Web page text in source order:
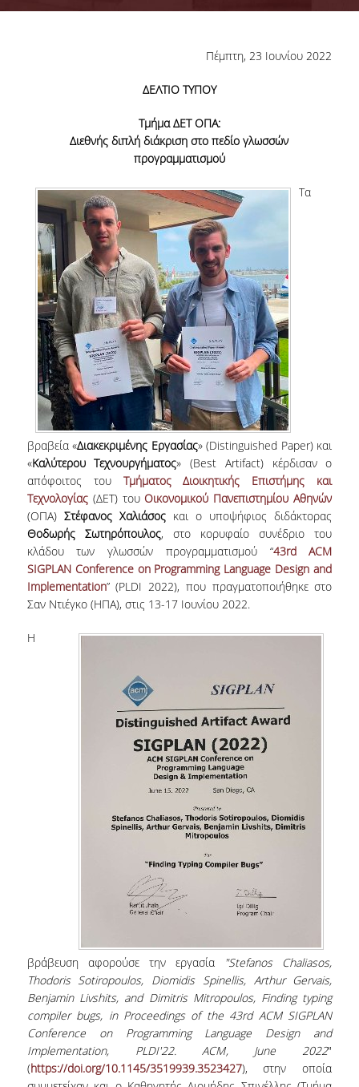
ΓΙΑ ΜΑΘΗΤΕΣ ΛΥΚΕΙΟΥ
ΠΡΟΓΡΑΜΜΑ ΥΠΟΤΡΟΦΙΩΝ
ΚΡΙΤΗΡΙΑ ΚΑΙ ΔΙΑΔΙΚΑΣΙΑ ΕΠΙΛΟΓΗΣ
ΕΡΓΑΣΤΗΡΙΑΚΗ ΥΠΟΔΟΜΗ
NEWSLETTERS
TESTIMONIALS
ΒΡΑΒΕΙΑ ΕΞΑΙΡΕΤΙΚΗΣ ΕΠΙΔΟΣΗΣ ΣΤΗ
ΔΙΔΑΣΚΑΛΙΑ
ΑΝΘΡΩΠΙΝΟ ΔΥΝΑΜΙΚΟ
ΠΡΟΣΩΠΙΚΟ ΤΟΥ ΤΜΗΜΑΤΟΣ
ΜΕΛΗ ΔΕΠ
ΕΠΙΤΙΜΟΙ ΔΙΔΑΚΤΟΡΕΣ
ΕΠΙΣΚΕΠΤΕΣ ΚΑΘΗΓΗΤΕΣ
ΜΕΛΗ Ε.ΔΙ.Π.
ΜΕΛΗ Ε.Τ.Ε.Π.
ΔΙΟΙΚΗΤΙΚΟ ΠΡΟΣΩΠΙΚΟ
ΜΗΤΡΩΟ ΜΕΛΩΝ ΤΜΗΜΑΤΟΣ
ΠΡΟΠΤΥΧΙΑΚΕΣ ΣΠΟΥΔΕΣ
ΠΡΟΓΡΑΜΜΑ ΣΠΟΥΔΩΝ
ΟΔΗΓΟΣ ΚΑΙ ΚΑΤΕΥΘΥΝΣΕΙΣ ΣΠΟΥΔΩΝ
ΜΑΘΗΜΑΤΑ ΠΡΟΓΡΑΜΜΑΤΟΣ ΣΠΟΥΔΩΝ
ΑΛΛΑ ΤΜΗΜΑΤΑ
ΒΡΑΒΕΙΑ ΕΡΓΑΣΙΩΝ
ΕΥΚΑΙΡΙΕΣ ΓΙΑ ΠΡΑΚΤΙΚΗ ΑΣΚΗΣΗ
TESTIMONIALS ΠΡΑΚΤΙΚΗΣ ΑΣΚΗΣΗΣ
ΔΙΔΑΣΚΑΛΙΑ ΚΑΙ ΕΞΕΤΑΣΕΙΣ
ΔΙΑΧΕΙΡΙΣΗ ΠΑΡΑΠΟΝΩΝ ΦΟΙΤΗΤΩΝ
Πέμπτη, 23 Ιουνίου 2022
ΔΕΛΤΙΟ ΤΥΠΟΥ
Τμήμα ΔΕΤ ΟΠΑ:
Διεθνής διπλή διάκριση στο πεδίο γλωσσών
προγραμματισμού
Τα
βραβεία «Διακεκριμένης Εργασίας» (Distinguished Paper) και
«Καλύτερου Τεχνουργήματος» (Best Artifact) κέρδισαν ο
απόφοιτος του Τμήματος Διοικητικής Επιστήμης και
Τεχνολογίας(ΔΕΤ) τουΟικονομικού Πανεπιστημίου Αθηνών
(ΟΠΑ) Στέφανος Χαλιάσοςκαι ο υποψήφιος διδάκτορας
Θοδωρής Σωτηρόπουλος, στο κορυφαίο συνέδριο του
κλάδου των γλωσσών προγραμματισμού “43rd ACM
SIGPLAN Conference on Programming Language Design and
Implementation” (PLDI 2022), που πραγματοποιήθηκε στο
Σαν Ντιέγκο (ΗΠΑ), στις 13-17 Ιουνίου 2022.
Η
βράβευση αφορούσε την εργασία "Stefanos Chaliasos,
Thodoris Sotiropoulos, Diomidis Spinellis, Arthur Gervais,
Benjamin Livshits, and Dimitris Mitropoulos, Finding typing
compiler bugs, in Proceedings of the 43rd ACM SIGPLAN
Conference on Programming Language Design and
Implementation, PLDI'22. ACM, June 2022"
(https://doi.org/10.1145/3519939.3523427), στην οποία